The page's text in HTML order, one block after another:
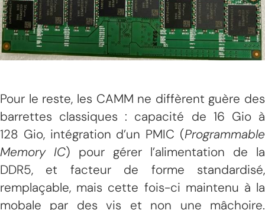
Pour le reste, les CAMM ne diffèrent guère des
barrettes classiques : capacité de 16 Gio à
128 Gio, intégration d’un PMIC (Programmable
Memory IC) pour gérer l’alimentation de la
DDR5, et facteur de forme standardisé,
remplaçable, mais cette fois-ci maintenu à la
mobale par des vis et non une mâchoire.